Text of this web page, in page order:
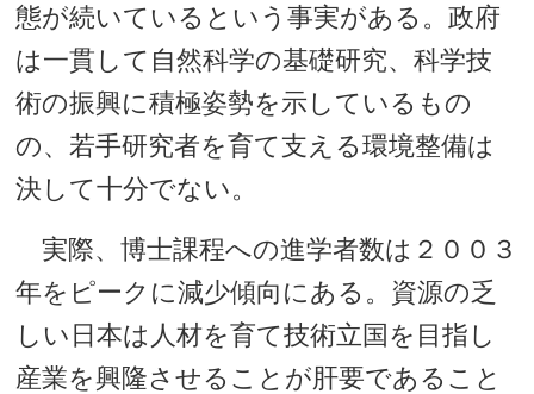
態が続いているという事実がある。政府
は一貫して自然科学の基礎研究、科学技
術の振興に積極姿勢を示しているもの
の、若手研究者を育て支える環境整備は
決して十分でない。
実際、博士課程への進学者数は２００３
年をピークに減少傾向にある。資源の乏
しい日本は人材を育て技術立国を目指し
産業を興隆させることが肝要であること